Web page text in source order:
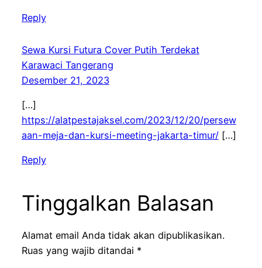
Reply
Sewa Kursi Futura Cover Putih Terdekat
Karawaci Tangerang
Desember 21, 2023
[…]
https://alatpestajaksel.com/2023/12/20/persew
aan-meja-dan-kursi-meeting-jakarta-timur/[…]
Reply
Tinggalkan Balasan
Alamat email Anda tidak akan dipublikasikan.
Ruas yang wajib ditandai *